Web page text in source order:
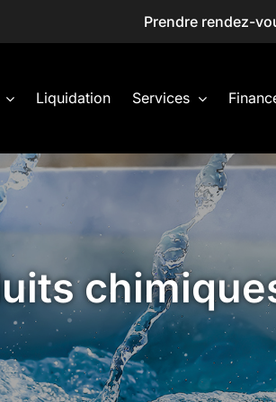
Prendre rendez-
Liquidation Services